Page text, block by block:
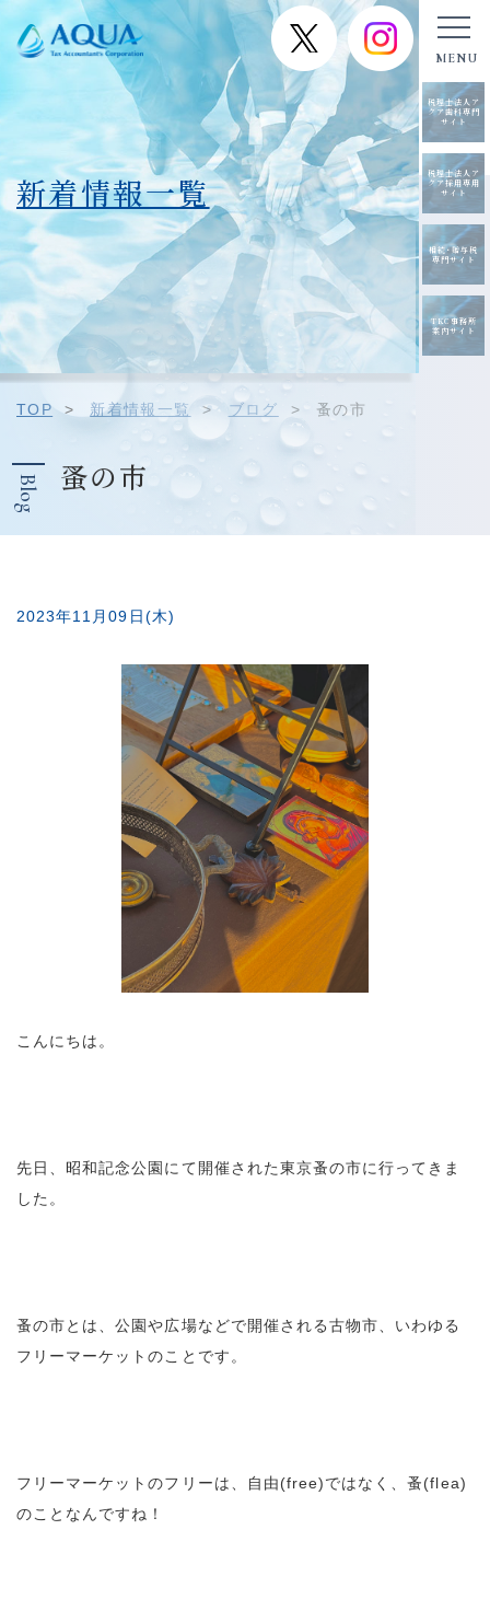
税理士法人ア
クア歯科専門
サイト
税理士法人ア
クア採用専用
サイト
相続･贈与税
専門サイト
TKC事務所
案内サイト
新着情報一覧
TOP > 新着情報一覧 > ブログ > 蚤の市
蚤の市
Blog
2023年11月09日(木)
こんにちは。
先日、昭和記念公園にて開催された東京蚤の市に行ってきま
した。
蚤の市とは、公園や広場などで開催される古物市、いわゆる
フリーマーケットのことです。
フリーマーケットのフリーは、自由(free)ではなく、蚤(flea)
のことなんですね！